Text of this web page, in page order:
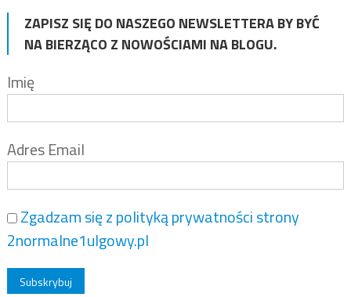
ZAPISZ SIĘ DO NASZEGO NEWSLETTERA BY BYĆ
NA BIERZĄCO Z NOWOŚCIAMI NA BLOGU.
Imię
Adres Email
Zgadzam się z polityką prywatności strony
2normalne1ulgowy.pl